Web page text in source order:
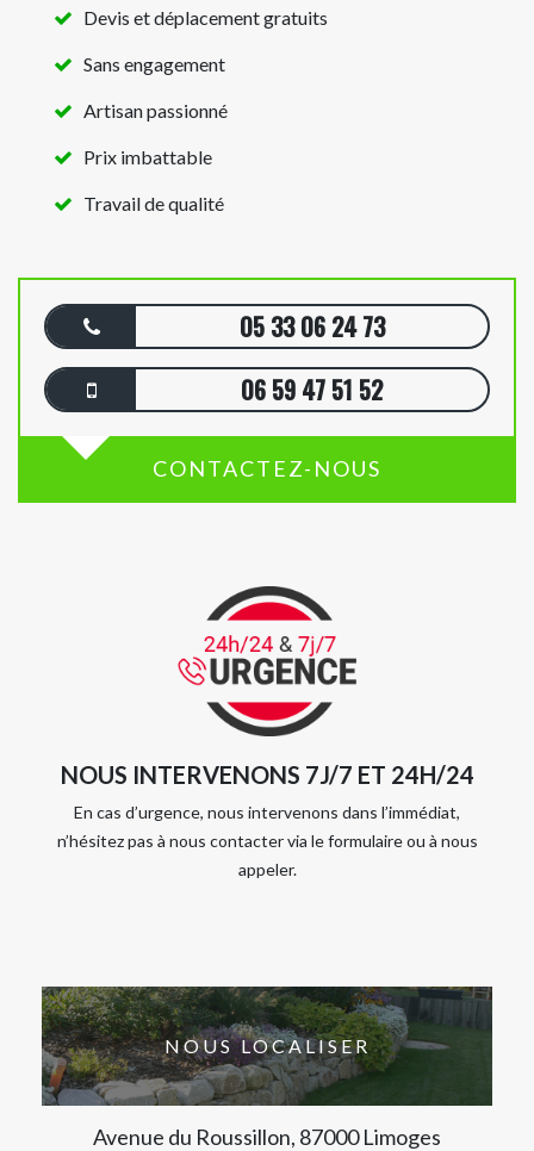
Devis et déplacement gratuits
Sans engagement
Artisan passionné
Prix imbattable
Travail de qualité
05 33 06 24 73
06 59 47 51 52
CONTACTEZ-NOUS
NOUS INTERVENONS 7J/7 ET 24H/24
En cas d’urgence, nous intervenons dans l’immédiat,
n’hésitez pas à nous contacter via le formulaire ou à nous
appeler.
NOUS LOCALISER
Avenue du Roussillon, 87000 Limoges